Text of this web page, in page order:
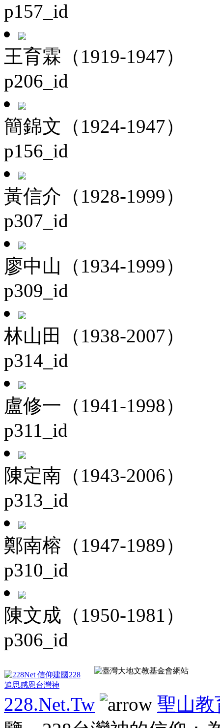
p157_id
王育霖（1919-1947）
p206_id
簡錦文（1924-1947）
p156_id
黃信介（1928-1999）
p307_id
廖中山（1934-1999）
p309_id
林山田（1938-2007）
p314_id
盧修一（1941-1998）
p311_id
陳定南（1943-2006）
p313_id
鄭南榕（1947-1989）
p310_id
陳文成（1950-1981）
p306_id
228.Net.Tw
聖山教